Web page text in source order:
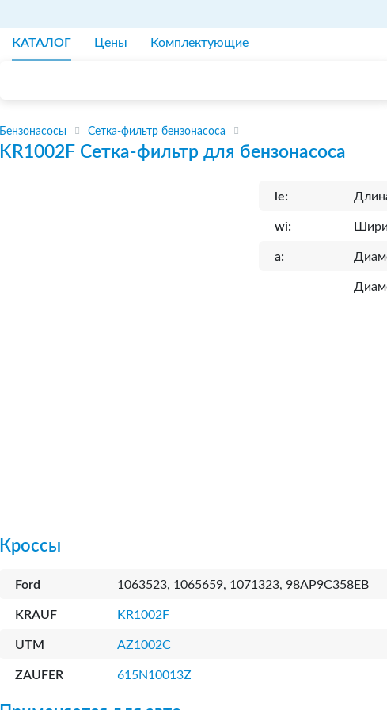
КАТАЛОГ Цены Комплектующие
Бензонасосы Сетка-фильтр бензонасоса
KR1002F Сетка-фильтр для бензонасоса
le:
wi:
a:
Кроссы
Ford 1063523, 1065659, 1071323, 98AP9C358EB
KRAUF KR1002F
UTM AZ1002C
ZAUFER 615N10013Z